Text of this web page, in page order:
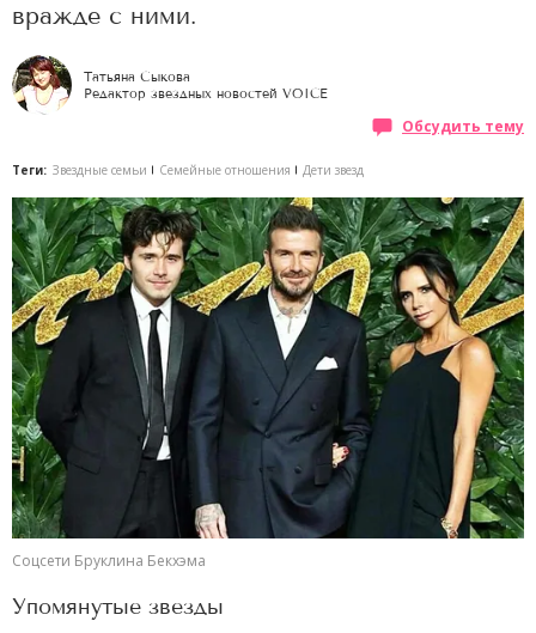
вражде с ними.
Татьяна Сыкова
Редактор звездных новостей VOICE
Обсудить тему
Теги: Звездные семьи Семейные отношения Дети звезд
Соцсети Бруклина Бекхэма
Упомянутые звезды